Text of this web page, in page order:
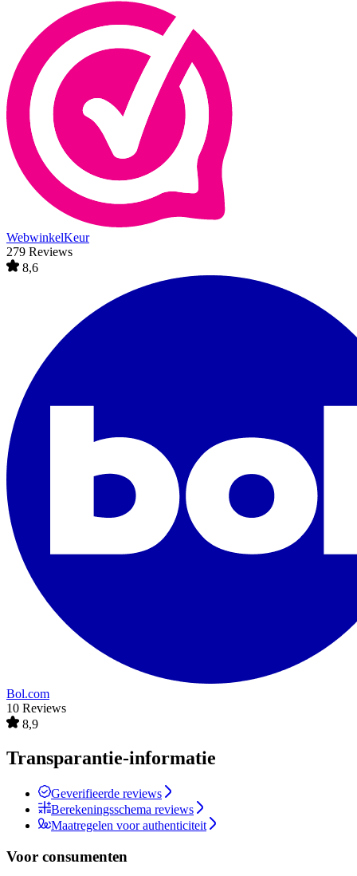
WebwinkelKeur
279 Reviews
8,6
Bol.com
10 Reviews
8,9
Transparantie-informatie
Geverifieerde reviews
Berekeningsschema reviews
Maatregelen voor authenticiteit
Voor consumenten